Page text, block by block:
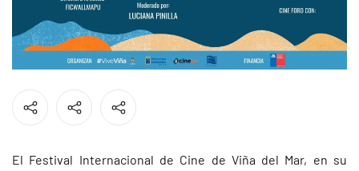
El Festival Internacional de Cine de Viña del Mar, en su